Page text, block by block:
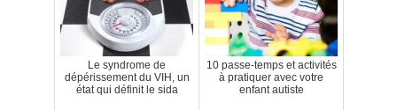
Le syndrome de
dépérissement du VIH, un
état qui définit le sida
10 passe-temps et activités
à pratiquer avec votre
enfant autiste